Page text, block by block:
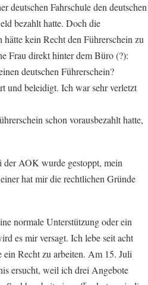
deutschen Fahrschule den deutschen
bezahlt hatte. Doch die
kein Recht den Führerschein zu
Frau direkt hinter dem Büro (?):
deutschen Führerschein?
und beleidigt. Ich war sehr verletzt
schon vorausbezahlt hatte,
AOK wurde gestoppt, mein
hat mir die rechtlichen Gründe
normale Unterstützung oder ein
es mir versagt. Ich lebe seit acht
ein Recht zu arbeiten. Am 15. Juli
ersucht, weil ich drei Angebote